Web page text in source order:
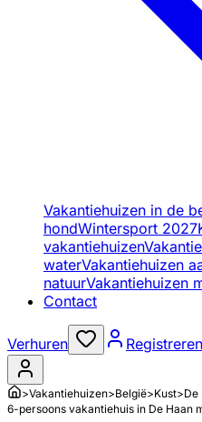
Vakantiehuizen in de
hondWintersport 2027
vakantiehuizen
waterVakantiehuizen
natuurVakantiehuizen
Contact
Verhuren Registreren
>Vakantiehuizen>België>Kust>De
6-persoons vakantiehuis in De Haan